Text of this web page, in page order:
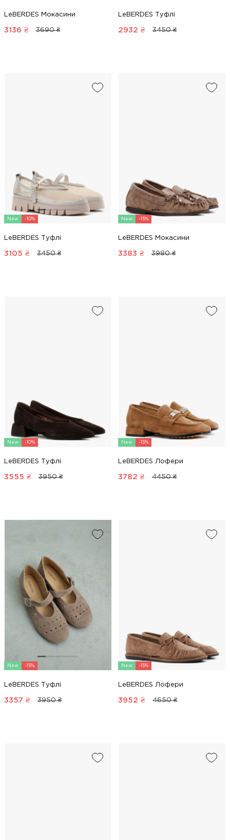
LeBERDES Мокасини
3136 ₴ 3690 ₴
LeBERDES Туфлі
2932 ₴ 3450 ₴
New -10%
LeBERDES Туфлі
3105 ₴ 3450 ₴
New -15%
LeBERDES Мокасини
3383 ₴ 3980 ₴
New -10%
LeBERDES Туфлі
3555 ₴ 3950 ₴
New -15%
LeBERDES Лофери
3782 ₴ 4450 ₴
New -15%
LeBERDES Туфлі
3357 ₴ 3950 ₴
New -15%
LeBERDES Лофери
3952 ₴ 4650 ₴